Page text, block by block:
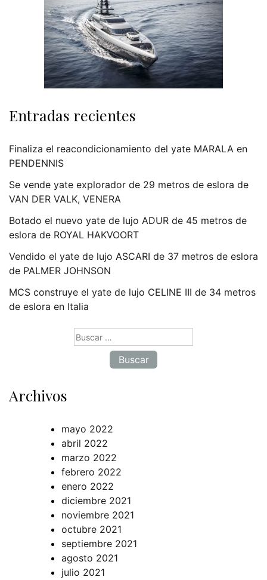
Entradas recientes
Finaliza el reacondicionamiento del yate MARALA en
PENDENNIS
Se vende yate explorador de 29 metros de eslora de
VAN DER VALK, VENERA
Botado el nuevo yate de lujo ADUR de 45 metros de
eslora de ROYAL HAKVOORT
Vendido el yate de lujo ASCARI de 37 metros de eslora
de PALMER JOHNSON
MCS construye el yate de lujo CELINE III de 34 metros
de eslora en Italia
Archivos
mayo 2022
abril 2022
marzo 2022
febrero 2022
enero 2022
diciembre 2021
noviembre 2021
octubre 2021
septiembre 2021
agosto 2021
julio 2021